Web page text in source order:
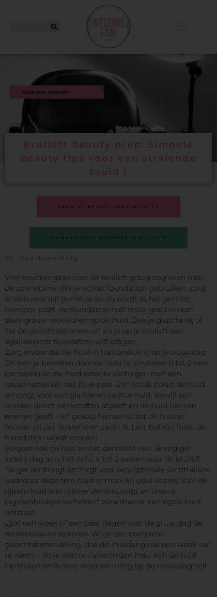
Alles over trouwen
Bruiloft beauty prep: Simpele
beauty tips voor een stralende
bruid |
NAAR DE BEAUTY SPECIALISTEN
GA NAAR ALLE TROUWSPECIALISTEN
01. Voorbereiding
Veel bruiden gaan voor de bruiloft graag nog even naar
de zonnebank. Wil je echter foundation gebruiken, zorg
er dan voor dat je niet te bruin wordt in het gezicht:
hierdoor ‘pakt’ de foundation niet meer goed en kan
deze grauw verkleuren op de huid. Dek je gezicht af, of
zet de gezichtsbruiners uit als je op je bruiloft een
egaliserende foundation wilt dragen.
Zorg ervoor dat de huid in topconditie is op je trouwdag.
Dit kun je bereiken door de huid te scrubben (1 tot 2 keer
per week) en de huid extra te verzorgen met een
gezichtsmasker dat bij je past. Een scrub polijst de huid
en zorgt voor een gladde en zachte huid, terwijl een
masker direct werkstoffen afgeeft en de huid nieuwe
energie geeft. Het gevolg hiervan is dat de huid er
mooier uitziet, stralend en zacht is. Last but not least: de
foundation wordt mooier!
Vergeet ook de hals en het decolleté niet. Breng gel
iedere dag aan, het liefst 4 tot 6 weken voor de bruiloft.
De gel verstevigt en zorgt voor een optimale vochtbalans
waardoor deze tere huid er mooi en glad uitziet. Voor de
rijpere huid is er crème die verstevigt en tevens
pigmentvlekjes verheldert waardoor er een egale teint
ontstaat.
Laat een week of een paar dagen voor de grote dag de
wenkbrauwen epileren. Wil je een complete
gezichtsbehandeling, doe dit in ieder geval een week van
te voren – als je veel onzuiverheden hebt kan de huid
herstellen en is deze mooi en rustig op de trouwdag zelf.